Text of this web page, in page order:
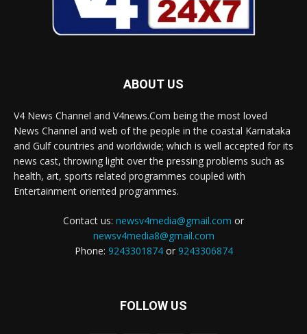
ABOUT US
V4 News Channel and V4news.Com being the most loved
News Channel and web of the people in the coastal Karnataka
and Gulf countries and worldwide; which is well accepted for its
news cast, throwing light over the pressing problems such as
health, art, sports related programmes coupled with
Entertainment oriented programmes.
Contact us: newsv4media@gmail.com or
newsv4media8@gmail.com
Phone: 9243301874or 9243306874
FOLLOW US